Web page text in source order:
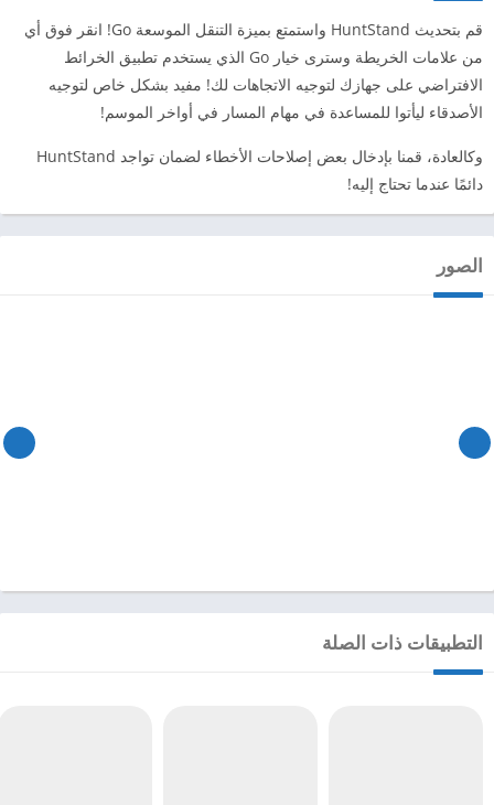
قم بتحديث HuntStand واستمتع بميزة التنقل الموسعة Go! انقر فوق أي
من علامات الخريطة وسترى خيار Go الذي يستخدم تطبيق الخرائط
الافتراضي على جهازك لتوجيه الاتجاهات لك! مفيد بشكل خاص لتوجيه
الأصدقاء ليأتوا للمساعدة في مهام المسار في أواخر الموسم!
وكالعادة، قمنا بإدخال بعض إصلاحات الأخطاء لضمان تواجد HuntStand
دائمًا عندما تحتاج إليه!
الصور
التطبيقات ذات الصلة